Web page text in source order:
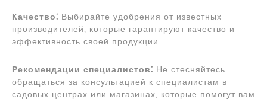
Качество⁚ Выбирайте удобрения от известных
производителей‚ которые гарантируют качество и
эффективность своей продукции.
Рекомендации специалистов⁚ Не стесняйтесь
обращаться за консультацией к специалистам в
садовых центрах или магазинах‚ которые помогут вам